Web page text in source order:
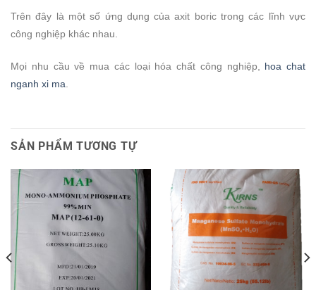
Trên đây là một số ứng dụng của axit boric trong các lĩnh vực
công nghiệp khác nhau.
Mọi nhu cầu về mua các loại hóa chất công nghiệp, hoa chat
nganh xi ma
SẢN PHẨM TƯƠNG TỰ